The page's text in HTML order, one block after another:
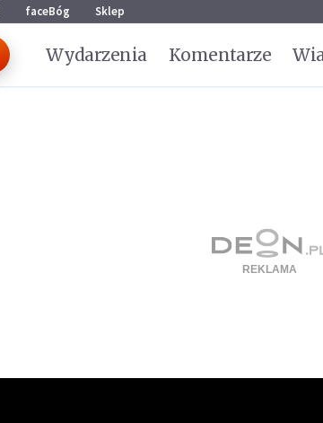
faceBóg Sklep
Wydarzenia Komentarze